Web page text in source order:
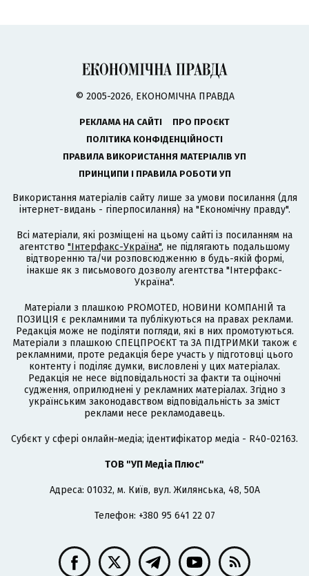
© 2005-2026, ЕКОНОМІЧНА ПРАВДА
РЕКЛАМА НА САЙТІ
ПРО ПРОЄКТ
ПОЛІТИКА КОНФІДЕНЦІЙНОСТІ
ПРАВИЛА ВИКОРИСТАННЯ МАТЕРІАЛІВ УП
ПРИНЦИПИ І ПРАВИЛА РОБОТИ УП
Використання матеріалів сайту лише за умови посилання (для
інтернет-видань - гіперпосилання) на "Економічну правду".
Всі матеріали, які розміщені на цьому сайті із посиланням на
агентство "Інтерфакс-Україна", не підлягають подальшому
відтворенню та/чи розповсюдженню в будь-якій формі,
інакше як з письмового дозволу агентства "Інтерфакс-
Україна".
Матеріали з плашкою PROMOTED, НОВИНИ КОМПАНІЙ та
ПОЗИЦІЯ є рекламними та публікуються на правах реклами.
Редакція може не поділяти погляди, які в них промотуються.
Матеріали з плашкою СПЕЦПРОЄКТ та ЗА ПІДТРИМКИ також є
рекламними, проте редакція бере участь у підготовці цього
контенту і поділяє думки, висловлені у цих матеріалах.
Редакція не несе відповідальності за факти та оціночні
судження, оприлюднені у рекламних матеріалах. Згідно з
українським законодавством відповідальність за зміст
реклами несе рекламодавець.
Cубєкт у сфері онлайн-медіа; ідентифікатор медіа - R40-02163.
ТОВ "УП Медіа Плюс"
Адреса: 01032, м. Київ, вул. Жилянська, 48, 50А
Телефон: +380 95 641 22 07